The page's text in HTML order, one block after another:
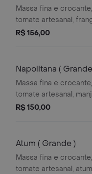
Massa fina e
tomate artesanal,
catupiry original
R$ 156,00
Napolitana (
Massa fina e
tomate artesanal,
alho e mozzarella
R$ 150,00
Atum ( Grande )
Massa fina e
tomate artesanal,